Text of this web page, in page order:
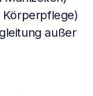
Körperpflege)
außer